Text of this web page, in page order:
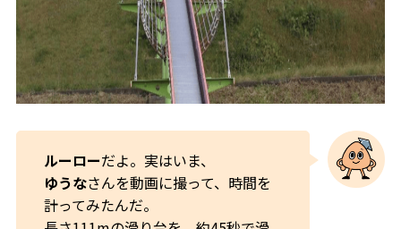
ルーローだよ。実はいま、
ゆうなさんを動画に撮って、時間を
計ってみたんだ。